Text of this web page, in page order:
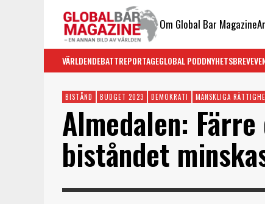
Om Global Bar Magazine
VÄRLDENDEBATTREPORTAGEGLOBAL PODDNYHETSBREV
BISTÅND BUDGET 2023 DEMOKRATI MÄNSKLIGA
Almedalen:
biståndet